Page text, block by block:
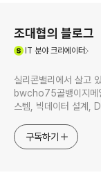
조대협의 블로그
IT 분야 크리에이터
실리콘밸리에서 살고
bwcho75골뱅이지메
스템, 빅데이터 설계,
한 기술 멘토링과 강의 진행합
https://
구독하기